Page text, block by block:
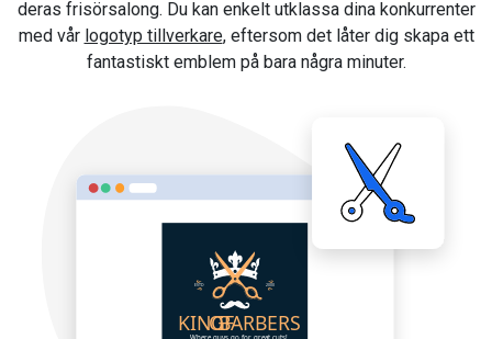
deras frisörsalong. Du kan enkelt utklassa dina konkurrenter
med vår logotyp tillverkare, eftersom det låter dig skapa ett
fantastiskt emblem på bara några minuter.